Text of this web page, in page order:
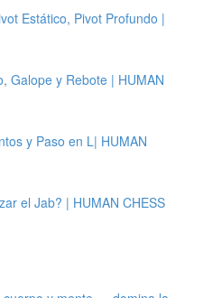
Estático, Pivot Profundo |
Galope y Rebote | HUMAN
y Paso en L| HUMAN
el Jab? | HUMAN CHESS